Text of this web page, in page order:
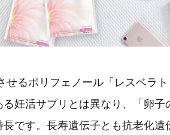
せるポリフェノール「レスベラ
る妊活サプリとは異なり、「卵
です。長寿遺伝子とも抗老化